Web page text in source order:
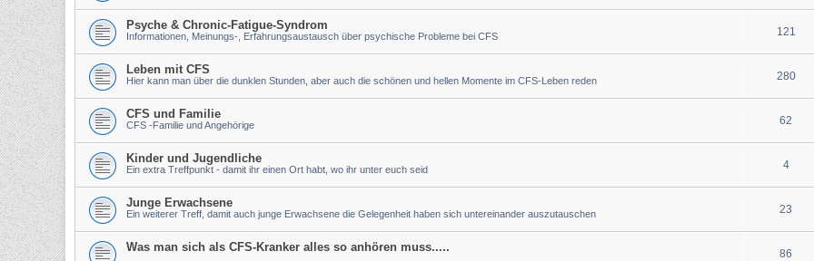
Psyche & Chronic-Fatigue-Syndrom
Informationen, Meinungs-, Erfahrungsaustausch über psychische Probleme bei CFS 121
Leben mit CFS
Hier kann man über die dunklen Stunden, aber auch die schönen und hellen Momente im CFS-Leben reden 280
CFS und Familie
CFS -Familie und Angehörige 62
Kinder und Jugendliche
Ein extra Treffpunkt - damit ihr einen Ort habt, wo ihr unter euch seid 4
Junge Erwachsene
Ein weiterer Treff, damit auch junge Erwachsene die Gelegenheit haben sich untereinander auszutauschen 23
Was man sich als CFS-Kranker alles so anhören muss..... 86